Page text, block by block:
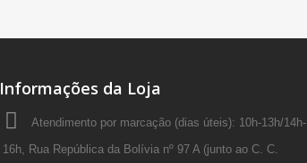
Informações da Loja
Atendimento por marcação (dias úteis): 10h-13h/14h-
16h, Rua República da Bolívia nº 97 A (junto ao C. C.